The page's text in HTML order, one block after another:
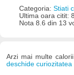
Categoria: Stiati
Ultima oara citit:
Nota 8.6 din 13
Arzi mai multe
deschide curiozitatea